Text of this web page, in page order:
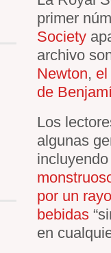
primer
Society
archivo
Newton,
de
Los
algunas
por un rayo
bebidas
en